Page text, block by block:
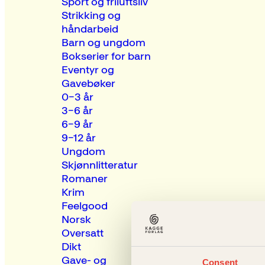
Consent
Strikking og
håndarbeid
Barn og ungdom
Bokserier for barn
Eventyr og
Gavebøker
0–3 år
3–6 år
6–9 år
9–12 år
Ungdom
Skjønnlitteratur
Romaner
Krim
Feelgood
Norsk
Oversatt
Dikt
Gave- og